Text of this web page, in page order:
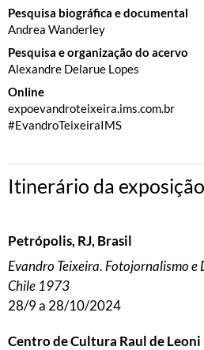
Pesquisa biográfica e documental
Andrea Wanderley
Pesquisa e organização do acervo
Alexandre Delarue Lopes
Online
expoevandroteixeira.ims.com.br
#EvandroTeixeiraIMS
Itinerário da exposição
Petrópolis, RJ, Brasil
Evandro Teixeira. Fotojornalismo
Chile 1973
28/9 a 28/10/2024
Centro de Cultura Raul de Leoni